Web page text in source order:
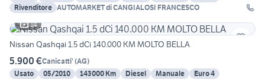
Rivenditore AUTOMARKET di CANGIALOSI FRANCESCO
14
Nissan Qashqai 1.5 dCi 140.000 KM MOLTO BELLA
5.900 €Canicatti' (AG)
Usato
05/2010 143000 Km Diesel Manuale
Euro 4